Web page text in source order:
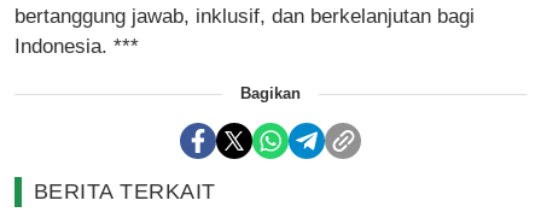
bertanggung jawab, inklusif, dan berkelanjutan bagi
Indonesia. ***
Bagikan
BERITA TERKAIT